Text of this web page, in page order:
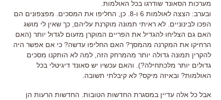
מערכות הסאונד שודרגו בכל האולמות.
ובערב: הצצה לאולמות 6 ו-8. כן, החליפו את המסכים. מפצפונים הם
הפכו לבינוניים. לא ראיתי תמונה מוקרנת עליהם, כך שאין לי מושג
האם גם הצליחו להגדיל את הפריים המוקרן מזעום לגדול יותר (האם
הרחיקו את המקרנה מהמסך? האם החליפו עדשה? כי אם אפשר היה
להקרין תמונה גדולה יותר מהמרחק הזה, למה לא הותקנו מסכים
גדולים יותר מלכתחילה?). והאם עכשיו יש סאונד דיגיטלי בכל
האולמות? ובאיזה מיקס? לא קיבלתי תשובה.
אבל כל אלה עדיין במסגרת החדשות הטובות. החדשות הרעות הן